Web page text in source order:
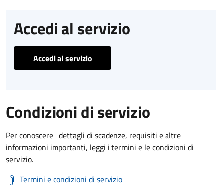
Accedi al servizio
Accedi al servizio
Condizioni di servizio
Per conoscere i dettagli di scadenze, requisiti e altre
informazioni importanti, leggi i termini e le condizioni di
servizio.
Termini e condizioni di servizio